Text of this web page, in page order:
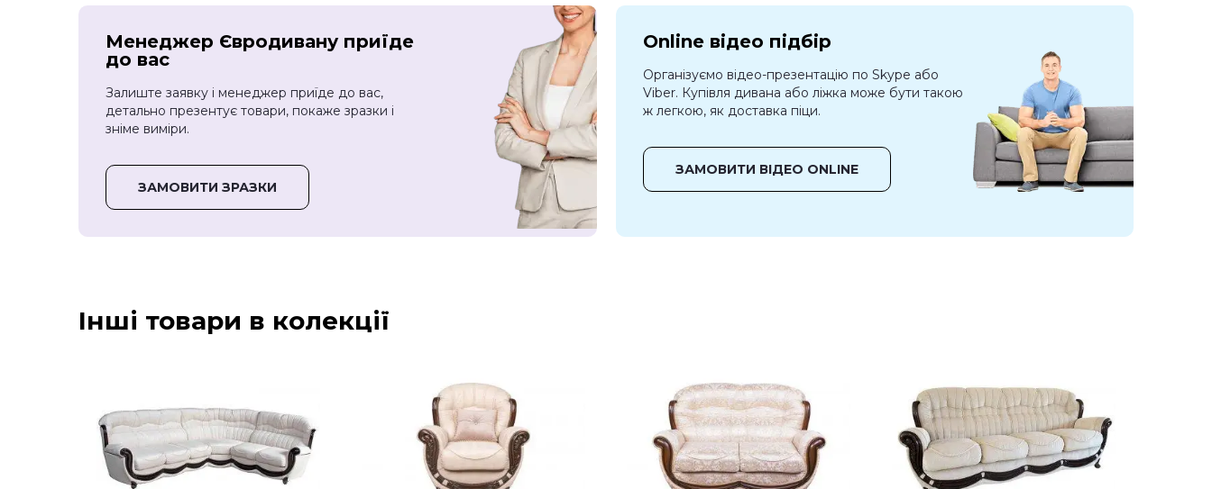
Менеджер Євродивану приїде
до вас
Залиште заявку і менеджер приїде до вас,
детально презентує товари, покаже зразки і
зніме виміри.
ЗАМОВИТИ ЗРАЗКИ
Online відео підбір
Організуємо відео-презентацію по Skype або
Viber. Купівля дивана або ліжка може бути такою
ж легкою, як доставка піци.
ЗАМОВИТИ ВІДЕО ONLINE
Інші товари в колекції